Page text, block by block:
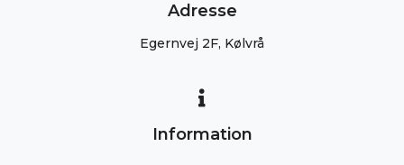
Adresse
Egernvej 2F, Kølvrå
Information